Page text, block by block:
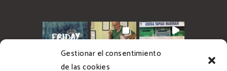
Gestionar el consentimiento
de las cookies